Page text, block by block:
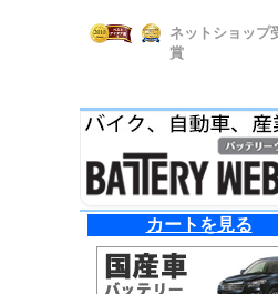
ネットショップ
賞
カートを見る